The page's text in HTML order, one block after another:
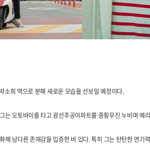
소희 역으로 분해 새로운 모습을 선보일 예정이다.
오토바이를 타고 광선주공아파트를 종횡무진 누비며
남다른 존재감을 입증한 바 있다. 특히 그는 탄탄한 연